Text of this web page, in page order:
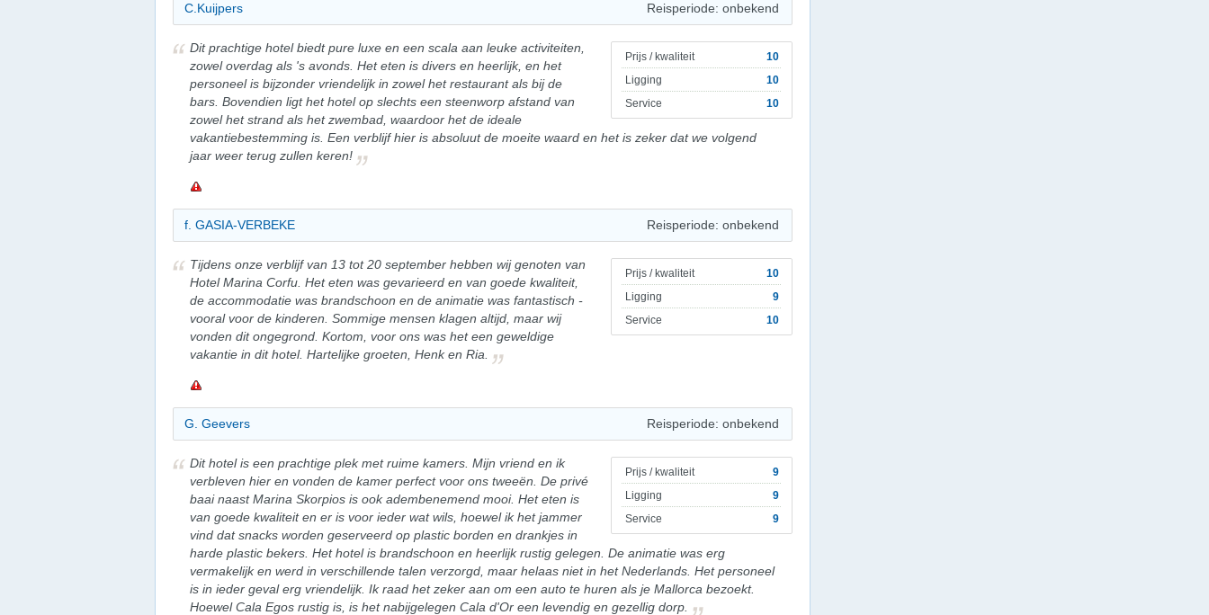
C.Kuijpers Reisperiode: onbekend
Prijs / kwaliteit
10
Ligging
10
Service
10
Dit prachtige hotel biedt pure luxe en een scala aan leuke activiteiten,
zowel overdag als 's avonds. Het eten is divers en heerlijk, en het
personeel is bijzonder vriendelijk in zowel het restaurant als bij de
bars. Bovendien ligt het hotel op slechts een steenworp afstand van
zowel het strand als het zwembad, waardoor het de ideale
vakantiebestemming is. Een verblijf hier is absoluut de moeite waard en het is zeker dat we volgend
jaar weer terug zullen keren!
f. GASIA-VERBEKE Reisperiode: onbekend
Prijs / kwaliteit
10
Ligging
9
Service
10
Tijdens onze verblijf van 13 tot 20 september hebben wij genoten van
Hotel Marina Corfu. Het eten was gevarieerd en van goede kwaliteit,
de accommodatie was brandschoon en de animatie was fantastisch -
vooral voor de kinderen. Sommige mensen klagen altijd, maar wij
vonden dit ongegrond. Kortom, voor ons was het een geweldige
vakantie in dit hotel. Hartelijke groeten, Henk en Ria.
G. Geevers Reisperiode: onbekend
Prijs / kwaliteit
9
Ligging
9
Service
9
Dit hotel is een prachtige plek met ruime kamers. Mijn vriend en ik
verbleven hier en vonden de kamer perfect voor ons tweeën. De privé
baai naast Marina Skorpios is ook adembenemend mooi. Het eten is
van goede kwaliteit en er is voor ieder wat wils, hoewel ik het jammer
vind dat snacks worden geserveerd op plastic borden en drankjes in
harde plastic bekers. Het hotel is brandschoon en heerlijk rustig gelegen. De animatie was erg
vermakelijk en werd in verschillende talen verzorgd, maar helaas niet in het Nederlands. Het personeel
is in ieder geval erg vriendelijk. Ik raad het zeker aan om een auto te huren als je Mallorca bezoekt.
Hoewel Cala Egos rustig is, is het nabijgelegen Cala d'Or een levendig en gezellig dorp.